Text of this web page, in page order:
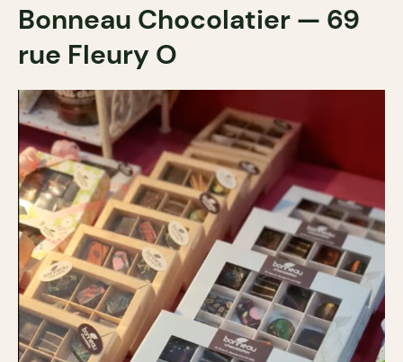
Bonneau Chocolatier — 69
rue Fleury O